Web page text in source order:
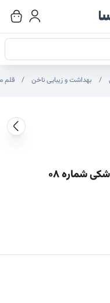
بهداشت و زیبایی ناخن قلم
شماره 08